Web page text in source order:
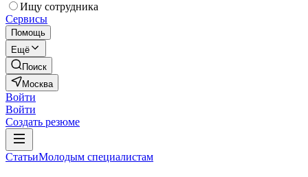
Ищу сотрудника
Сервисы
Помощь
Ещё
Поиск
Москва
Войти
Войти
Создать резюме
СтатьиМолодым специалистам